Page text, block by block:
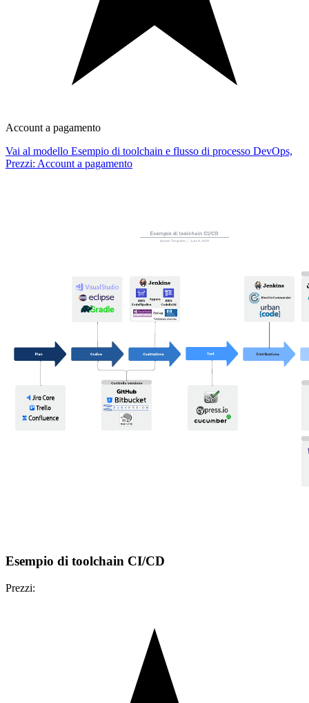
Account a pagamento
Vai al modello Esempio di toolchain e flusso di processo DevOps,
Prezzi: Account a pagamento
Esempio di toolchain CI/CD
Prezzi: